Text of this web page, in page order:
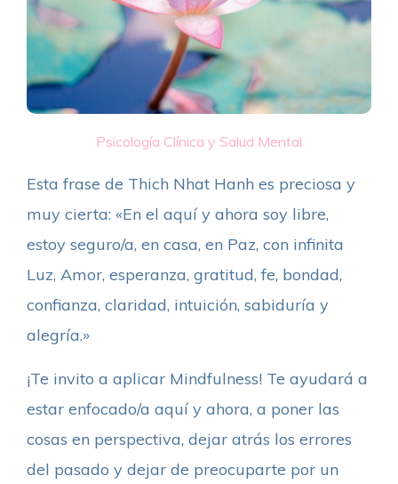
Psicología Clínica y Salud Mental
Esta frase de Thich Nhat Hanh es preciosa y
muy cierta: «En el aquí y ahora soy libre,
estoy seguro/a, en casa, en Paz, con infinita
Luz, Amor, esperanza, gratitud, fe, bondad,
confianza, claridad, intuición, sabiduría y
alegría.»
¡Te invito a aplicar Mindfulness! Te ayudará a
estar enfocado/a aquí y ahora, a poner las
cosas en perspectiva, dejar atrás los errores
del pasado y dejar de preocuparte por un